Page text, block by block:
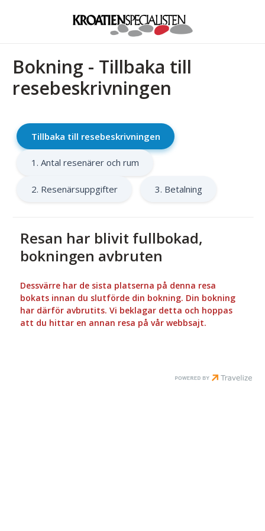
Bokning - Tillbaka till
resebeskrivningen
Tillbaka till resebeskrivningen
1. Antal resenärer och rum
2. Resenärsuppgifter 3. Betalning
Resan har blivit fullbokad,
bokningen avbruten
Dessvärre har de sista platserna på denna resa
bokats innan du slutförde din bokning. Din bokning
har därför avbrutits. Vi beklagar detta och hoppas
att du hittar en annan resa på vår webbsajt.